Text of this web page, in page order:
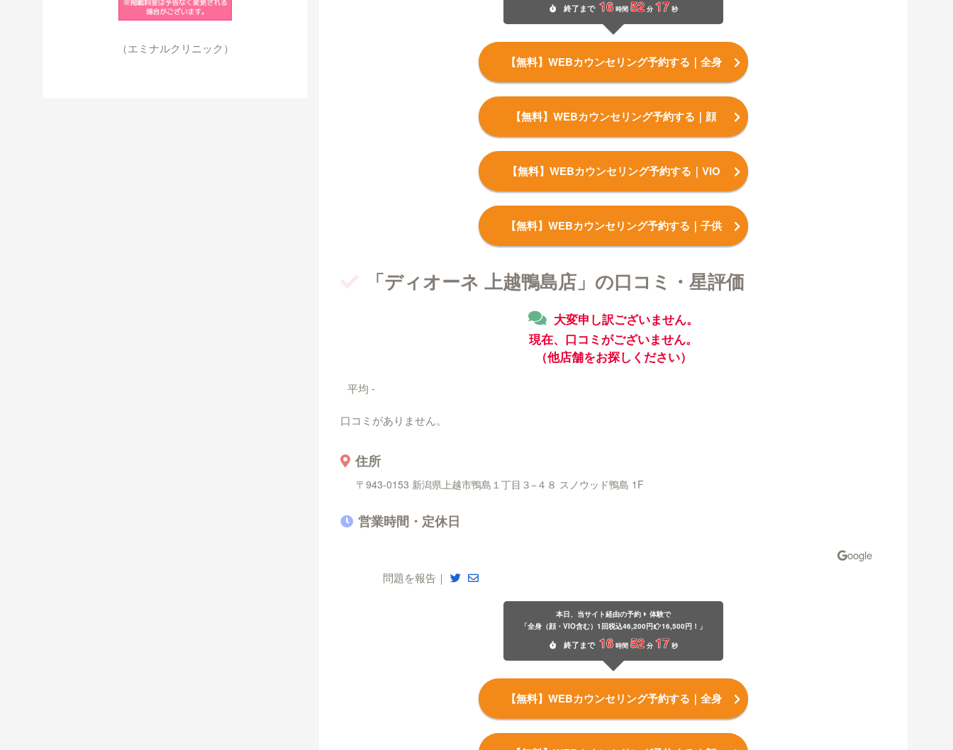
終了 まで 16 時間 52 分 16 秒
【無料】WEBカウンセリング予約する ｜全身
【無料】WEBカウンセリング予約する ｜顔
【無料】WEBカウンセリング予約する ｜VIO
【無料】WEBカウンセリング予約する ｜子供
「ディオーネ 上越鴨島店」の口コミ・星評価
大変申し訳ございません。
現在、口コミがございません。
（他店舗をお探しください）
平均 -
口コミがありません。
住所
〒943-0153 新潟県上越市鴨島１丁目３−４８ スノウッド鴨島 1F
営業時間・定休日
問題を報告｜
本日、当サイト経由の予約
体験で
「全身（顔・VIO含む）1回税込46,200円
16,500円！」
終了 まで 16 時間 52 分 16 秒
【無料】WEBカウンセリング予約する ｜全身